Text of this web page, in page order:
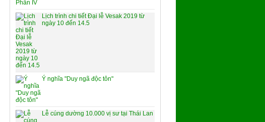
Lịch trình chi tiết Đại lễ Vesak 2019 từ
ngày 10 đến 14.5
Ý nghĩa "Duy ngã độc tôn"
Lễ cúng dường 10.000 vị sư tại Thái Lan